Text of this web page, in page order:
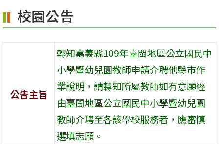
校園公告
公告主旨
轉知嘉義縣109年臺閩地區公立國民中
小學暨幼兒園教師申請介聘他縣市作
業說明，請轉知所屬教師如有意願經
由臺閩地區公立國民中小學暨幼兒園
教師介聘至各該學校服務者，應審慎
選填志願。